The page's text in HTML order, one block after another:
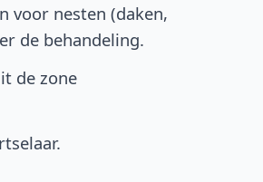
voor nesten (daken,
de behandeling.
de zone